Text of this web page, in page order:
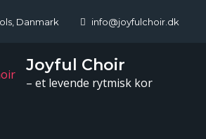
Danmark info@joyfulchoir.dk
Joyful Choir
– et levende rytmisk kor